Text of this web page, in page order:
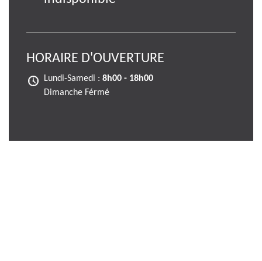
HORAIRE D'OUVERTURE
Lundi-Samedi : 8h00 - 18h00
Dimanche Férmé